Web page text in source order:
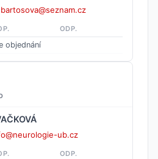
ODP.
objednání
ub.cz
ODP.